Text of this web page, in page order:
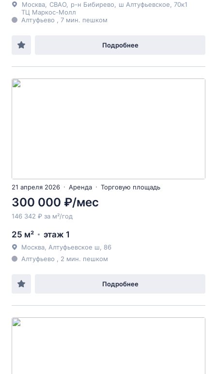
Москва СВАО р-н Бибирево ш Алтуфьевское , 70к1
ТЦ Маркос-Молл
Алтуфьево , 7 мин. пешком
Подробнее
21 апреля 2026 Аренда Торговую площадь
300 000 ₽/мес
146 342 ₽ за м²/год
25 м² этаж 1
Москва, Алтуфьевское ш, 86
Алтуфьево , 2 мин. пешком
Подробнее